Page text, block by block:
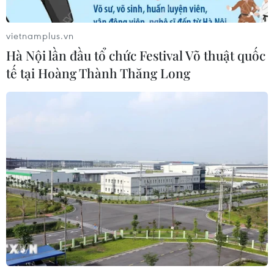
ném vật thể vào phương tiện trên cao
06/08/2026 04:24
Tăng tốc giải phóng mặt bằng mở
Dự án cao tốc Châu Đốc-Cần Thơ-
Sóc Trăng thiếu nguồn vật liệu thi
công
06/08/2026 02:33
Sắp thu phí thêm 5 dự án thành phần
vietnamplus.vn
Hà Nội lần đầu tổ chức Festival Võ thuật quốc
tế tại Hoàng Thành Thăng Long